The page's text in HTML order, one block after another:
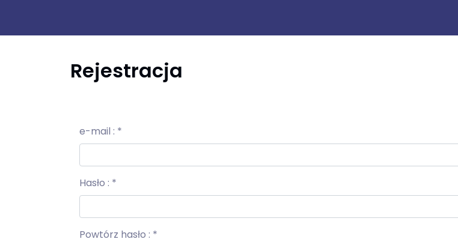
Rejestracja
e-mail : *
Hasło : *
Powtórz hasło : *